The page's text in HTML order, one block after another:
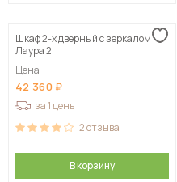
Шкаф 2-х дверный с зеркалом
Лаура 2
Цена
42 360
за 1 день
2отзыва
В корзину